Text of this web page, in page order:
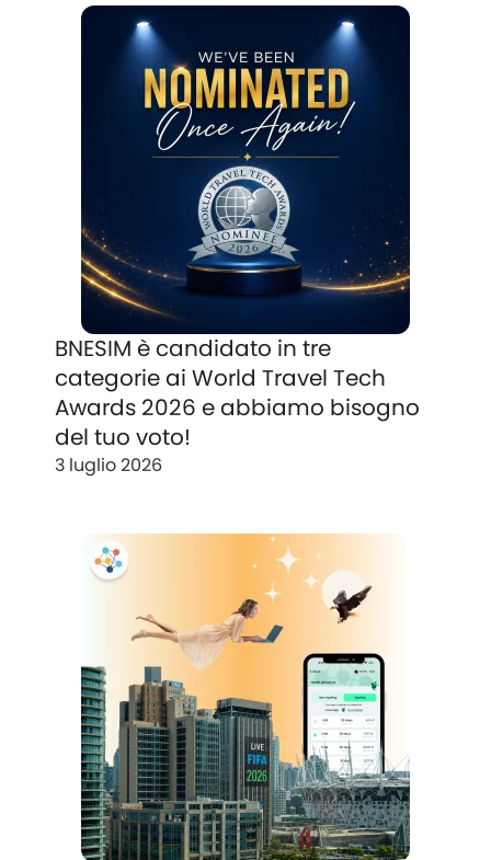
BNESIM è candidato in tre
categorie ai World Travel Tech
Awards 2026 e abbiamo bisogno
del tuo voto!
3 luglio 2026